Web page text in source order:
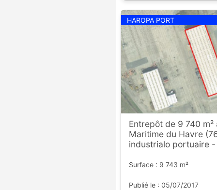
HAROPA PORT
Entrepôt de 9 740
Maritime du Havre
industrialo portuaire
Surface : 9 743 m²
Publié le : 05/07/2017